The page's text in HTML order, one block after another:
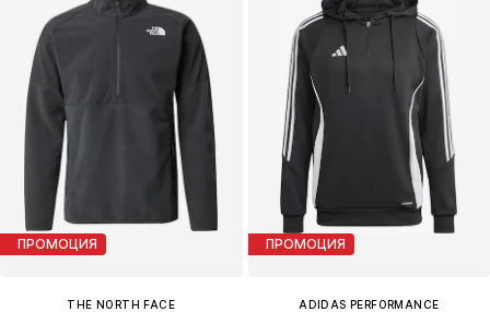
ПРОМОЦИЯ
THE NORTH FACE
ПРОМОЦИЯ
ADIDAS PERFORMANCE